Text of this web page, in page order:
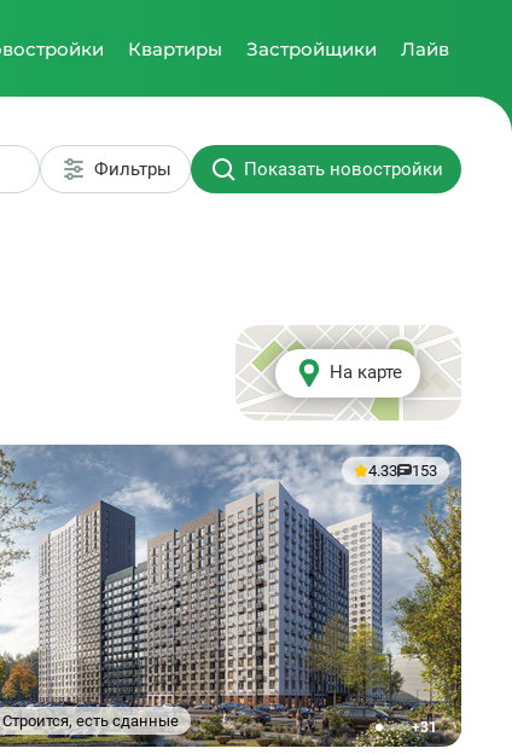
Квартиры Застройщики Лайв
Фильтры Показать новостройки
На карте
Строится, есть сданные
4.33 153
12345+31